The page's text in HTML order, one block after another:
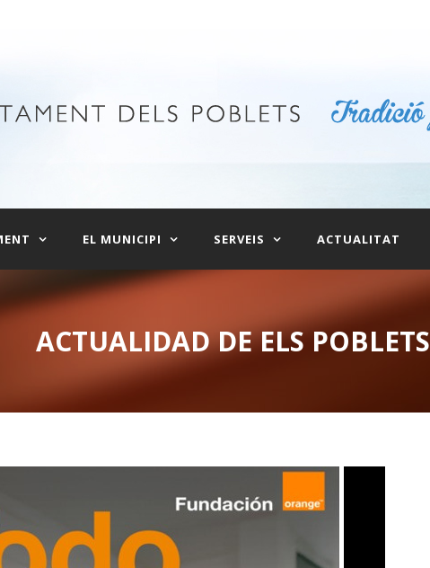
EL MUNICIPI SERVEIS ACTUALITAT
ACTUALIDAD DE ELS POBLETS